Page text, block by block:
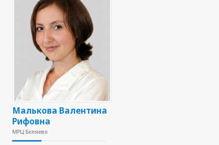
Малькова Валентина
Рифовна
МРЦ Беляево